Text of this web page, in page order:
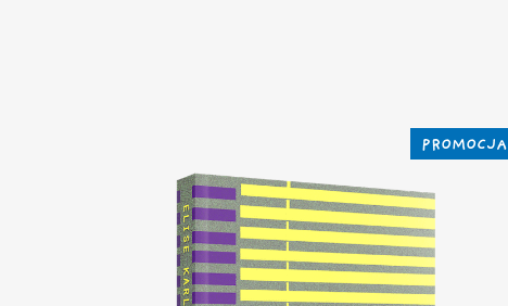
PROMOCJA